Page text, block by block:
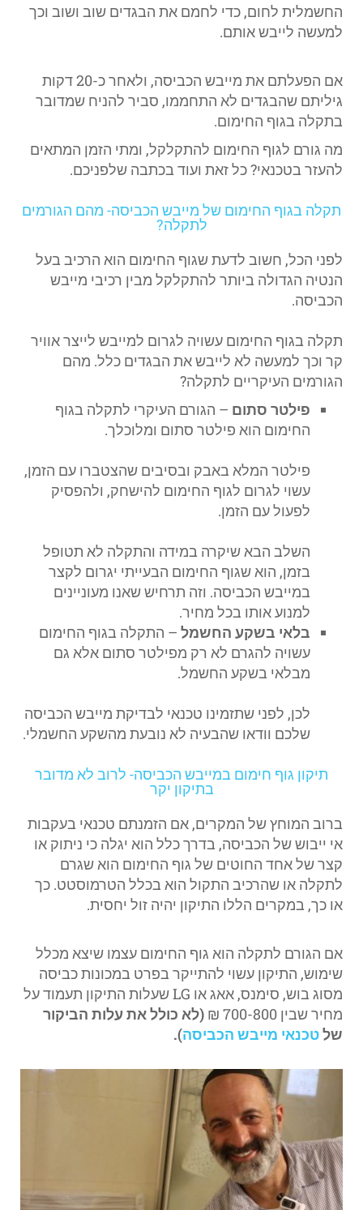
החשמלית לחום, כדי לחמם את הבגדים שוב ושוב וכך
למעשה לייבש אותם.
אם הפעלתם את מייבש הכביסה, ולאחר כ-20 דקות
גיליתם שהבגדים לא התחממו, סביר להניח שמדובר
בתקלה בגוף החימום.
מה גורם לגוף החימום להתקלקל, ומתי הזמן המתאים
להעזר בטכנאי? כל זאת ועוד בכתבה שלפניכם.
תקלה בגוף החימום של מייבש הכביסה- מהם הגורמים
לתקלה?
לפני הכל, חשוב לדעת שגוף החימום הוא הרכיב בעל
הנטיה הגדולה ביותר להתקלקל מבין רכיבי מייבש
הכביסה.
תקלה בגוף החימום עשויה לגרום למייבש לייצר אוויר
קר וכך למעשה לא לייבש את הבגדים כלל. מהם
הגורמים העיקריים לתקלה?
פילטר סתום – הגורם העיקרי לתקלה בגוף
החימום הוא פילטר סתום ומלוכלך.
פילטר המלא באבק ובסיבים שהצטברו עם הזמן,
עשוי לגרום לגוף החימום להישחק, ולהפסיק
לפעול עם הזמן.
השלב הבא שיקרה במידה והתקלה לא תטופל
בזמן, הוא שגוף החימום הבעייתי יגרום לקצר
במייבש הכביסה. וזה תרחיש שאנו מעוניינים
למנוע אותו בכל מחיר.
בלאי בשקע החשמל – התקלה בגוף החימום
עשויה להגרם לא רק מפילטר סתום אלא גם
מבלאי בשקע החשמל.
לכן, לפני שתזמינו טכנאי לבדיקת מייבש הכביסה
שלכם וודאו שהבעיה לא נובעת מהשקע החשמלי.
תיקון גוף חימום במייבש הכביסה- לרוב לא מדובר
בתיקון יקר
ברוב המוחץ של המקרים, אם הזמנתם טכנאי בעקבות
אי ייבוש של הכביסה, בדרך כלל הוא יגלה כי ניתוק או
קצר של אחד החוטים של גוף החימום הוא שגרם
לתקלה או שהרכיב התקול הוא בכלל הטרמוסטט. כך
או כך, במקרים הללו התיקון יהיה זול יחסית.
אם הגורם לתקלה הוא גוף החימום עצמו שיצא מכלל
שימוש, התיקון עשוי להתייקר בפרט במכונות כביסה
מסוג בוש, סימנס, אאג או LG שעלות התיקון תעמוד על
מחיר שבין 700-800 ₪
(לא כולל את עלות הביקור
שלטכנאי מייבש הכביסה).